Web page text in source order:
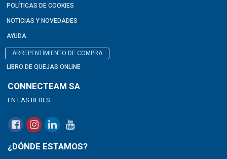
POLÍTICAS DE COOKIES
NOTICIAS Y NOVEDADES
AYUDA
ARREPENTIMIENTO DE COMPRA
LIBRO DE QUEJAS ONLINE
CONNECTEAM SA
EN LAS REDES
¿DÓNDE ESTAMOS?